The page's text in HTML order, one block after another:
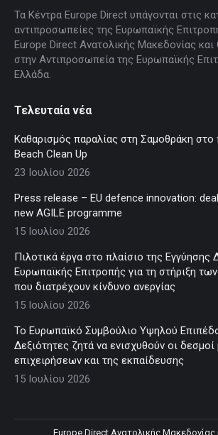
windowwindowwindowwindowwindow
Τα Κέντρα Europe Direct υπάγονται στις
αντιπροσωπείες της Ευρωπαϊκής
Europe Direct Ανατολικής Μακεδονίας και
στην Αντιπροσωπεία της Ευρωπαϊκής
Ελλάδα.
Τελευταία νέα
Καθαρισμός παραλίας στη Σαμοθράκη στο
Beach Clean Up
23 Ιουλίου 2026
Press release – EU defence innovation:
new AGILE programme
15 Ιουλίου 2026
Πιλοτικά έργα στο πλαίσιο της Εγγύησης
Ευρωπαϊκής Επιτροπής για τη στήριξη
που διατρέχουν κίνδυνο ανεργίας
15 Ιουλίου 2026
Το Ευρωπαϊκό Συμβούλιο Υψηλού
Δεξιότητες ζητά να ενισχυθούν οι
επιχειρήσεων και της εκπαίδευσης
15 Ιουλίου 2026
Europe Direct Ανατολικής Μακεδονίας